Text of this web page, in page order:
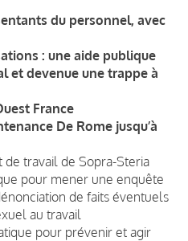
du personnel, avec
: une aide publique
et devenue une trappe à
France
De Rome jusqu’à
travail de Sopra-Steria
pour mener une enquête
de faits éventuels
au travail
pour prévenir et agir